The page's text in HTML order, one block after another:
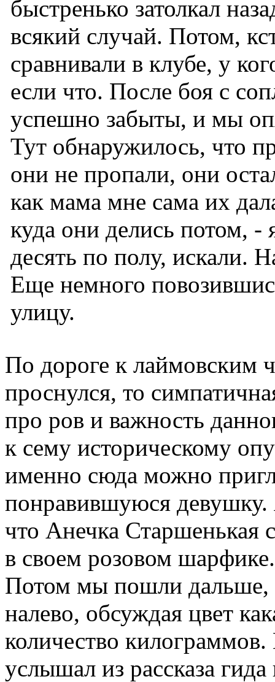
быстренько затолкал
всякий случай. Потом,
сравнивали в клубе, у
если что. После боя с
успешно забыты, и мы
Тут обнаружилось, что
они не пропали, они
как мама мне сама их
куда они делись потом,
десять по полу, искали.
Еще немного
улицу.
По дороге к лаймовским
проснулся, то
про ров и важность
к сему историческому
именно сюда можно
понравившуюся девушку.
что Анечка Старшенькая
в своем розовом шарфике.
Потом мы пошли дальше,
налево, обсуждая цвет
количество
услышал из рассказа